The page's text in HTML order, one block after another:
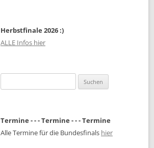
Herbstfinale 2026 :)
ALLE Infos hier
nach:
Termine - - - Termine - - - Termine
Alle Termine für die Bundesfinals hier